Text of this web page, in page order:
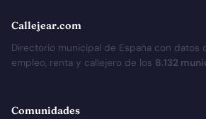
Callejear.com
Directorio municipal de España con datos
empleo, renta y callejero de los 8.132
Comunidades